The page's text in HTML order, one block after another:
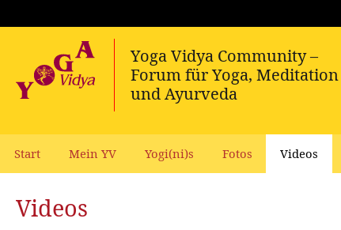
Start Mein YV Yogi(ni)s Fotos Videos
Videos